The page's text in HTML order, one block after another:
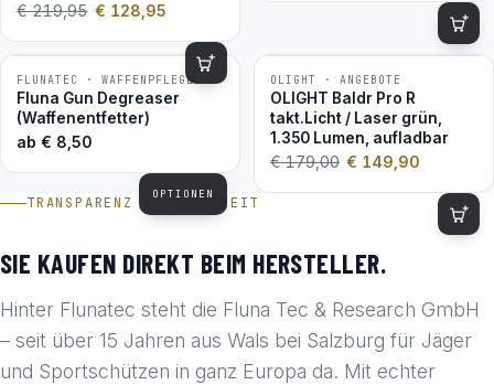
€219,95 € 128,95
BESTSELLER
FLUNATEC · WAFFENPFLEGE
Fluna Gun Degreaser
(Waffenentfetter)
ab € 8,50
OPTIONEN
−16 %
OLIGHT · ANGEBOTE
OLIGHT Baldr Pro R
takt.Licht / Laser grün,
1.350 Lumen, aufladbar
€179,00 € 149,90
TRANSPARENZ & SICHERHEIT
SIE KAUFEN DIREKT BEIM HERSTELLER.
Hinter Flunatec steht die Fluna Tec & Research GmbH
– seit über 15 Jahren aus Wals bei Salzburg für Jäger
und Sportschützen in ganz Europa da. Mit echter